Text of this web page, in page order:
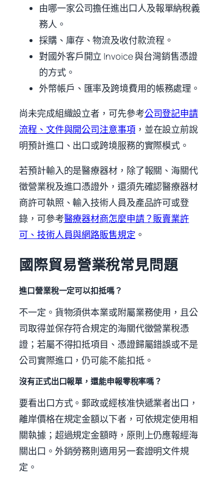
由哪一家公司擔任進出口人及報單納稅義
務人。
採購、庫存、物流及收付款流程。
對國外客戶開立 Invoice 與台灣銷售憑證
的方式。
外幣帳戶、匯率及跨境費用的帳務處理。
尚未完成組織設立者，可先參考公司登記申請
流程、文件與開公司注意事項，並在設立前說
明預計進口、出口或跨境服務的實際模式。
若預計輸入的是醫療器材，除了報關、海關代
徵營業稅及進口憑證外，還須先確認醫療器材
商許可執照、輸入技術人員及產品許可或登
錄，可參考醫療器材商怎麼申請？販賣業許
可、技術人員與網路販售規定 。
國際貿易營業稅常見問題
進口營業稅一定可以扣抵嗎？
不一定。貨物須供本業或附屬業務使用，且公
司取得並保存符合規定的海關代徵營業稅憑
證；若屬不得扣抵項目、憑證歸屬錯誤或不是
公司實際進口，仍可能不能扣抵。
沒有正式出口報單，還能申報零稅率嗎？
要看出口方式。郵政或經核准快遞業者出口，
離岸價格在規定金額以下者，可依規定使用相
關執據；超過規定金額時，原則上仍應報經海
關出口。外銷勞務則適用另一套證明文件規
定。